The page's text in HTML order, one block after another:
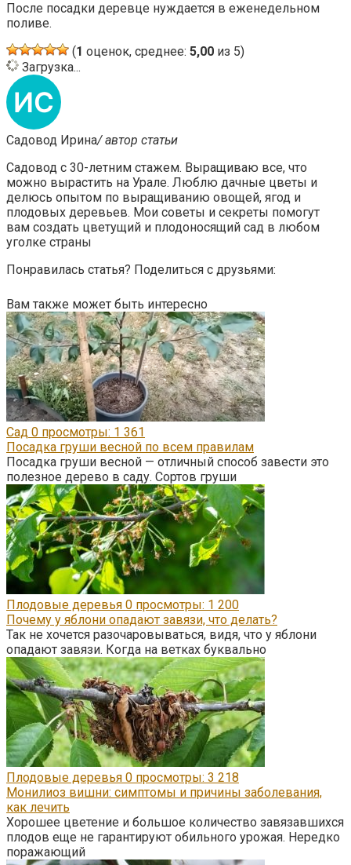
После посадки деревце нуждается в еженедельном
поливе.
(1 оценок, среднее: 5,00 из 5)
Загрузка...
Садовод Ирина/ автор статьи
Садовод с 30-летним стажем. Выращиваю все, что
можно вырастить на Урале. Люблю дачные цветы и
делюсь опытом по выращиванию овощей, ягод и
плодовых деревьев. Мои советы и секреты помогут
вам создать цветущий и плодоносящий сад в любом
уголке страны
Понравилась статья? Поделиться с друзьями:
Вам также может быть интересно
Сад 0 просмотры: 1 361
Посадка груши весной по всем правилам
Посадка груши весной — отличный способ завести это
полезное дерево в саду. Сортов груши
Плодовые деревья 0 просмотры: 1 200
Почему у яблони опадают завязи, что делать?
Так не хочется разочаровываться, видя, что у яблони
опадают завязи. Когда на ветках буквально
Плодовые деревья 0 просмотры: 3 218
Монилиоз вишни: симптомы и причины заболевания,
как лечить
Хорошее цветение и большое количество завязавшихся
плодов еще не гарантируют обильного урожая. Нередко
поражающий